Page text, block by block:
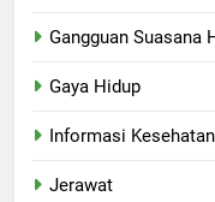
Gangguan Suasana
Gaya Hidup
Informasi Kesehatan
Jerawat